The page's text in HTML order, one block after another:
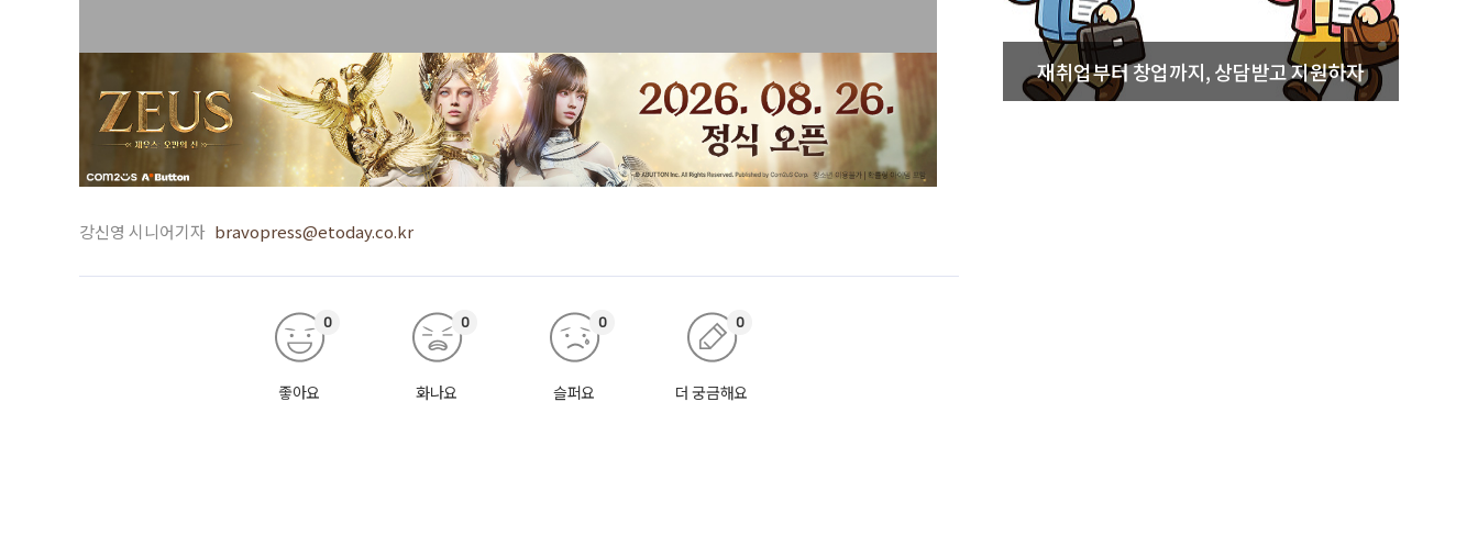
강신영 시니어기자 bravopress@etoday.co.kr
좋아요
0
화나요
0
슬퍼요
0
더 궁금해요
0
재취업부터 창업까지, 상담받고 지원하자